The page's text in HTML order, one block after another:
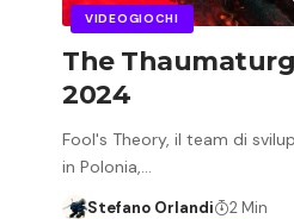
VIDEOGIOCHI
The
2024
Fool's Theory, il team di
in Polonia,…
Stefano Orlandi 2 Min